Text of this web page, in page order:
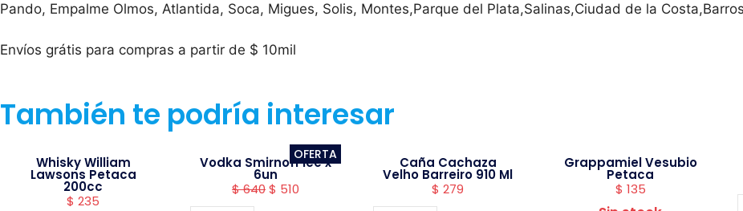
Pando, Empalme Olmos, Atlantida, Soca, Migues, Solis, Montes,Parque del Plata,Salinas,Ciudad de la
Envíos grátis para compras a partir de $ 10mil
También te podría interesar
Whisky William
Lawsons Petaca
200cc
$ 235
OFERTA
Vodka Smirnoff ice x
6un
$640$ 510
Caña Cachaza
Velho Barreiro 910 Ml
$ 279
Grappamiel Vesubio
Petaca
$ 135